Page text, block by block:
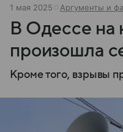
1 мая 2025 Аргументы и
В Одессе на
произошла
Кроме того, взрывы